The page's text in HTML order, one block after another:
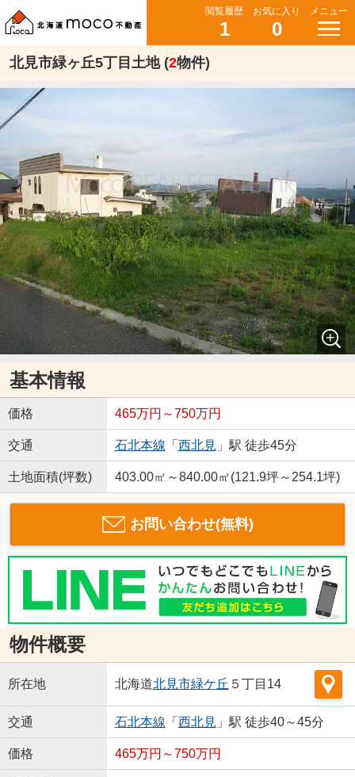
閲覧履歴
1
お気に入り
0
メニュー
北見市緑ヶ丘5丁目土地 (2物件)
基本情報
価格 465万円～750万円
交通 石北本線 「 西北見 」駅 徒歩45分
土地面積(坪数) 403.00㎡～840.00㎡(121.9坪～254.1坪)
お問い合わせ(無料)
物件概要
所在地 北海道北見市緑ケ丘 ５丁目14
交通 石北本線 「 西北見 」駅 徒歩40～45分
価格 465万円～750万円